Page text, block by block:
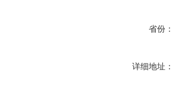
省份：
详细地址：